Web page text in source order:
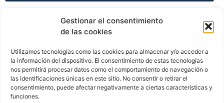
Gestionar el consentimiento
de las cookies
Utilizamos tecnologías como las cookies para almacenar y/o acceder a
la información del dispositivo. El consentimiento de estas tecnologías
nos permitirá procesar datos como el comportamiento de navegación o
las identificaciones únicas en este sitio. No consentir o retirar el
consentimiento, puede afectar negativamente a ciertas características y
funciones.
TEMPORADA 2014-15
TEMPORADA 2014-15